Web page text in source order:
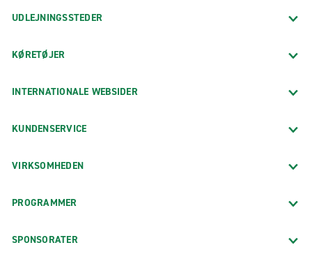
UDLEJNINGSSTEDER
KØRETØJER
INTERNATIONALE WEBSIDER
KUNDENSERVICE
VIRKSOMHEDEN
PROGRAMMER
SPONSORATER